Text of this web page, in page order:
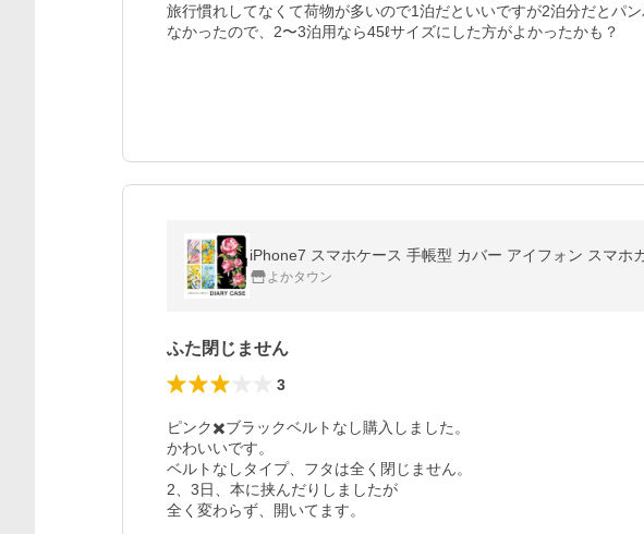
旅行慣れしてなくて荷物が多いので1泊だといいですが2泊分だとパ
なかったので、2〜3泊用なら45ℓサイズにした方がよかったかも？
iPhone7 スマホケース 手帳型 カバー アイフォン スマ
よかタウン
ふた閉じません
3
ピンク✖️ブラックベルトなし購入しました。
かわいいです。
ベルトなしタイプ、フタは全く閉じません。
2、3日、本に挟んだりしましたが
全く変わらず、開いてます。